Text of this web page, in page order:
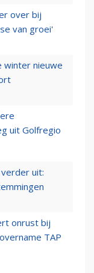
over bij
van groei'
winter nieuwe
uit Golfregio
uit:
onrust bij
TAP